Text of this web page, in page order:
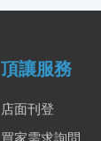
頂讓服務
店面刊登
買家需求詢問